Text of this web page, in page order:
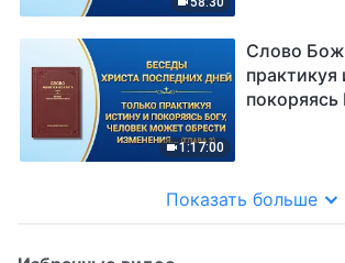
1:17:00
Слово
практикуя
покоряясь
Показать больше